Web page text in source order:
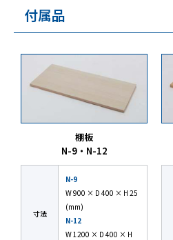
付属品
棚板
N-9・N-12
寸法
N-9
W 900 × D 400 × H 25
(mm)
N-12
W 1200 × D 400 × H